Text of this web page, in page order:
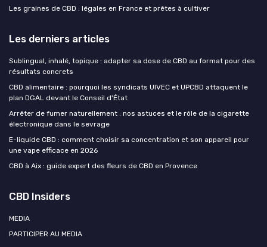
Les graines de CBD : légales en France et prêtes à cultiver
Les derniers articles
Sublingual, inhalé, topique : adapter sa dose de CBD au format pour des
résultats concrets
CBD alimentaire : pourquoi les syndicats UIVEC et UPCBD attaquent le
plan DGAL devant le Conseil d'État
Arrêter de fumer naturellement : nos astuces et le rôle de la cigarette
électronique dans le sevrage
E-liquide CBD : comment choisir sa concentration et son appareil pour
une vape efficace en 2026
CBD à Aix : guide expert des fleurs de CBD en Provence
CBD Insiders
MEDIA
PARTICIPER AU MEDIA